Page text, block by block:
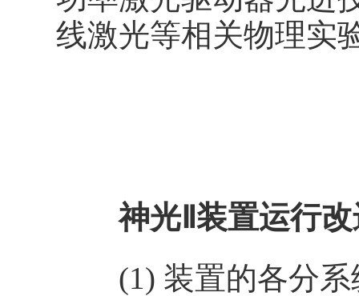
线激光等相关物理实
神光Ⅱ装置运行
(1) 装置的各分系